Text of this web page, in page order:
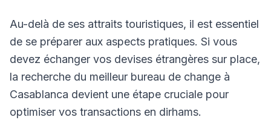
Au-delà de ses attraits touristiques, il est essentiel
de se préparer aux aspects pratiques. Si vous
devez échanger vos devises étrangères sur place,
la recherche du meilleur bureau de change à
Casablanca devient une étape cruciale pour
optimiser vos transactions en dirhams.